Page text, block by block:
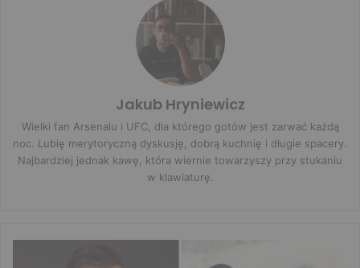
Jakub Hryniewicz
Wielki fan Arsenalu i UFC, dla którego gotów jest zarwać każdą
noc. Lubię merytoryczną dyskusję, dobrą kuchnię i długie spacery.
Najbardziej jednak kawę, która wiernie towarzyszy przy stukaniu
w klawiaturę.